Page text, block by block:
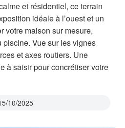
et résidentiel, ce terrain
idéale à l’ouest et un
votre maison sur mesure,
Vue sur les vignes
et axes routiers. Une
à saisir pour concrétiser votre
10/2025